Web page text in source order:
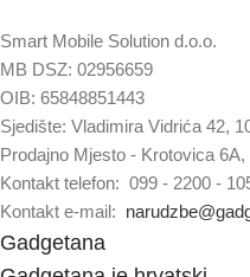
Smart Mobile Solution d.o.o.
MB DSZ: 02956659
OIB: 65848851443
Sjedište: Vladimira Vidrića 42,
Prodajno Mjesto - Krotovica
Kontakt telefon: 099 - 2200 -
Kontakt e-mail:
Gadgetana